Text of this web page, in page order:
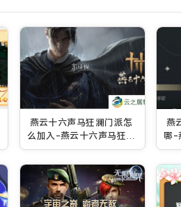
燕云十六声马狂澜门派怎
么加入-燕云十六声马狂澜
门派加入方法
燕
哪-
全